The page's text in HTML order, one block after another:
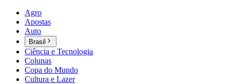
Agro
Apostas
Auto
Brasil
Ciência e Tecnologia
Colunas
Copa do Mundo
Cultura e Lazer